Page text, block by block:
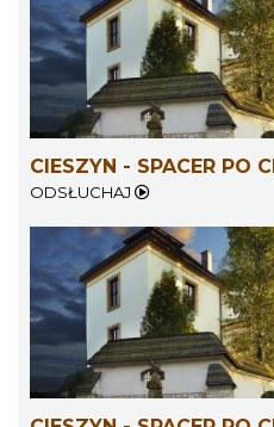
Cieszyn
CIESZYN - SPACER PO
ODSŁUCHAJ